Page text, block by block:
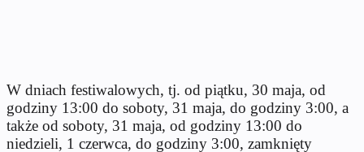
W dniach festiwalowych, tj. od piątku, 30 maja, od
godziny 13:00 do soboty, 31 maja, do godziny 3:00, a
także od soboty, 31 maja, od godziny 13:00 do
niedzieli, 1 czerwca, do godziny 3:00, zamknięty